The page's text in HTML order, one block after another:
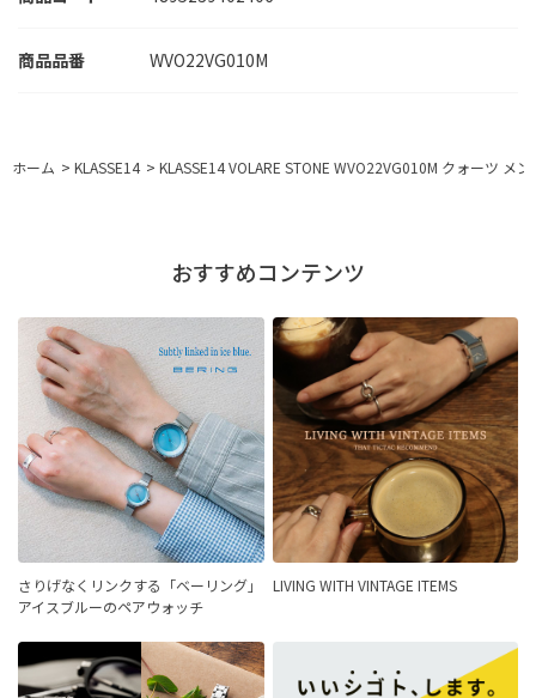
WVO22VG010M
ホーム > KLASSE14 > KLASSE14 VOLARE STONE WVO22VG010M クォーツ メン
おすすめコンテンツ
さりげなくリンクする「ベーリング」
アイスブルーのペアウォッチ
LIVING WITH VINTAGE ITEMS